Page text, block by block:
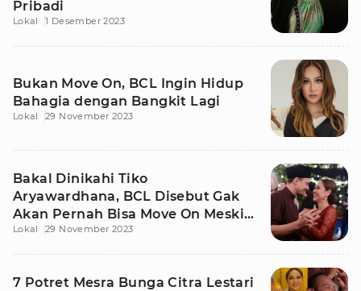
Pribadi
Lokal 1 Desember 2023
Bukan Move On, BCL Ingin Hidup
Bahagia dengan Bangkit Lagi
Lokal 29 November 2023
Bakal Dinikahi Tiko
Aryawardhana, BCL Disebut Gak
Akan Pernah Bisa Move On Meski
Menikah Lagi
Lokal 29 November 2023
7 Potret Mesra Bunga Citra Lestari